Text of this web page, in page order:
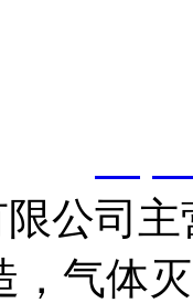
公司
，气体